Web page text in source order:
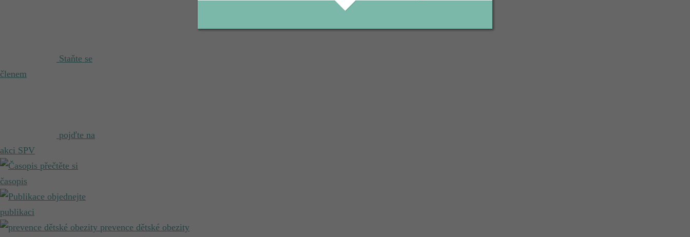
Staňte se
členem
pojďte na
akci SPV
přečtěte si
časopis
objednejte
publikaci
prevence dětské obezity